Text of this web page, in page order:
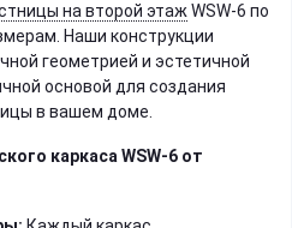
на второй этажWSW-6 по
Наши конструкции
геометрией и эстетичной
основой для создания
в вашем доме.
каркасаWSW-6 от